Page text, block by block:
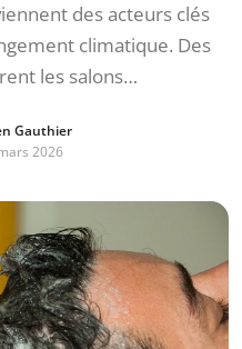
des acteurs clés
climatique. Des
les salons…
Gauthier
2026